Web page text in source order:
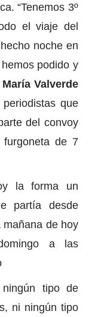
“Tenemos 3º
el viaje del
noche en
podido y
María Valverde
que
del convoy
de 7
la forma un
partía desde
de hoy
a las
tipo de
ni ningún tipo